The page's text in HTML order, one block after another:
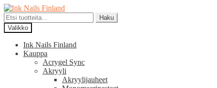
Siirry
navigointiin
Siirry
sisältöön
Etsi:
Haku
Valikko
Ink Nails Finland
Kauppa
Acrygel Sync
Akryyli
Akryylijauheet